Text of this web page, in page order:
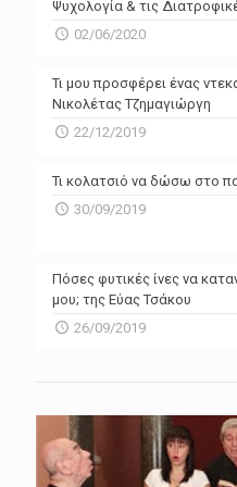
Ψυχολογία & τις
02/06/2020
Τι μου προσφέρει ένας
Νικολέτας Τζημαγιώργη
22/12/2019
Τι κολατσιό να δώσω στο
30/09/2019
Πόσες φυτικές ίνες να
μου; της Εύας Τσάκου
26/09/2019